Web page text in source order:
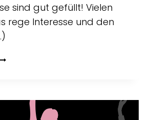
sind gut gefüllt! Vielen
rege Interesse und den